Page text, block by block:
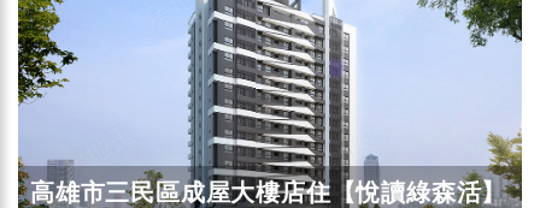
高雄市三民區成屋大樓店住【悅讀綠森活】